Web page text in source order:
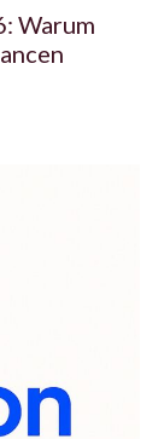
Warum